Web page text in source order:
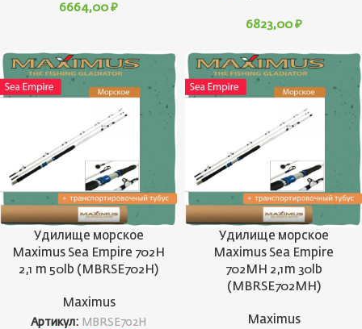
6664,00 ₽
6823,00 ₽
Удилище морское
Maximus Sea Empire 702H
2,1 m 50lb (MBRSE702H)
Maximus
Артикул: MBRSE702H
Удилище морское
Maximus Sea Empire
702MH 2,1m 30lb
(MBRSE702MH)
Maximus